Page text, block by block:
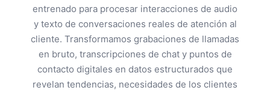
entrenado para procesar interacciones de audio
y texto de conversaciones reales de atención al
cliente. Transformamos grabaciones de llamadas
en bruto, transcripciones de chat y puntos de
contacto digitales en datos estructurados que
revelan tendencias, necesidades de los clientes